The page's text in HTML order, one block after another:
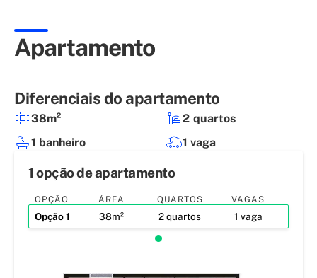
Apartamento
Diferenciais do apartamento
38m²
2 quartos
1 banheiro
1 vaga
1 opção de apartamento
OPÇÃO ÁREA QUARTOS VAGAS
Opção1 38m² 2 quartos 1 vaga